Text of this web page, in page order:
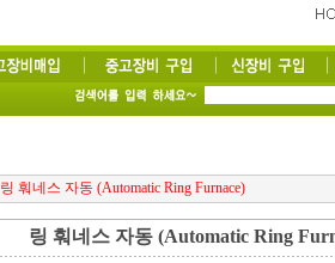
링 훠네스 자동 (Automatic Ring Furnace)
링 훠네스 자동 (Automatic Ring